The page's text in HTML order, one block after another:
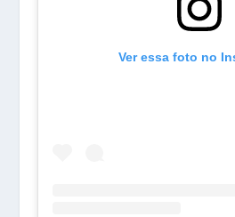
Ver essa foto no